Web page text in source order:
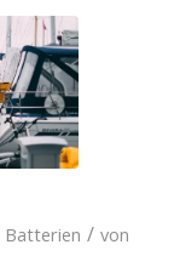
Batterien / von